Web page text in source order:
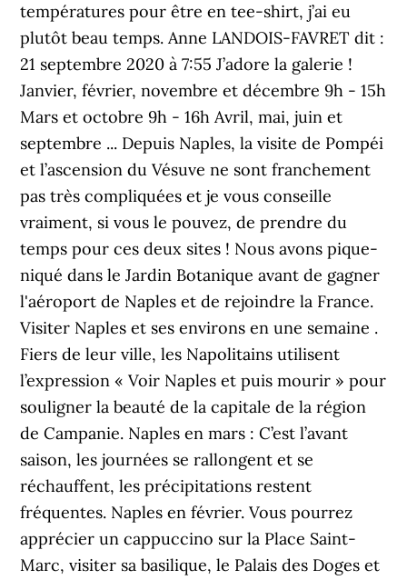
températures pour être en tee-shirt, j’ai eu
plutôt beau temps. Anne LANDOIS-FAVRET dit :
21 septembre 2020 à 7:55 J’adore la galerie !
Janvier, février, novembre et décembre 9h - 15h
Mars et octobre 9h - 16h Avril, mai, juin et
septembre ... Depuis Naples, la visite de Pompéi
et l’ascension du Vésuve ne sont franchement
pas très compliquées et je vous conseille
vraiment, si vous le pouvez, de prendre du
temps pour ces deux sites ! Nous avons pique-
niqué dans le Jardin Botanique avant de gagner
l'aéroport de Naples et de rejoindre la France.
Visiter Naples et ses environs en une semaine .
Fiers de leur ville, les Napolitains utilisent
l’expression « Voir Naples et puis mourir » pour
souligner la beauté de la capitale de la région
de Campanie. Naples en mars : C’est l’avant
saison, les journées se rallongent et se
réchauffent, les précipitations restent
fréquentes. Naples en février. Vous pourrez
apprécier un cappuccino sur la Place Saint-
Marc, visiter sa basilique, le Palais des Doges et